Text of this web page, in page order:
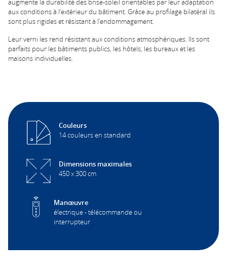
augmente la durabilité des brise-soleil orientables par leur adaptation
aux conditions à l’extérieur du bâtiment. Grâce au profilage bilatéral ils
sont plus rigides et résistant à l’endommagement.
Leur verni les rend résistant aux conditions atmosphériques. Ils sont
parfaits pour les bâtiments publics, les hôtels, les bureaux et les
maisons individuelles.
Couleurs
14 couleurs en standard
Dimensions maximales
450 x 300 cm
Manœuvre
électrique - télécommande ou
interrupteur